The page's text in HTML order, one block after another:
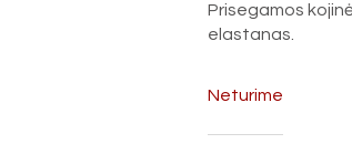
Prisegamos
elastanas.
Neturime